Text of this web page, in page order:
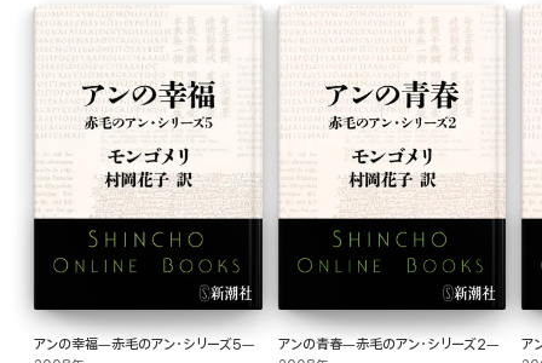
●特徴1)日本初の全文訳
モンゴメリが愛読者に捧げた「献辞」に始まる、日本初の全文訳。
従来訳で省略・改変された部分を、モンゴメリの原書通りに翻訳。
●特徴2)巻末訳註で380項目について解説
ギルバートへの手紙にアンが書いている19世紀のファンタジー小説『北風のうしろ
の国』(ジョージ・マクドナルド著。C・S・ルイス著「ナルニア国物語」の結末に大きな
影響を与えた)と本作との関連について解説。また作中に登場するシェイクスピア
劇、テニスン、キーツ、ポー、ロングフェローなどの英米詩、聖書の句、移民国家カナ
ダにおける登場人物の民族、人名の意味、19世紀カナダの料理と菓子、手芸、草
花、服地、風習、プリンス・エドワード島の地理、カナダの歴史、キリスト教、ケルト族
とアーサー王伝説など、全章から380項目について、75頁にわたる訳註で、わかり
アンの幸福―赤毛のアン・シリーズ5― アンの青春―赤毛のアン・シリーズ2― ア